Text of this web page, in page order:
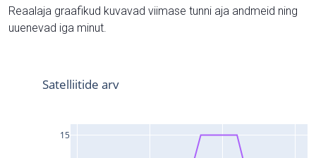
Reaalaja graafikud kuvavad viimase tunni aja andmeid ning
uuenevad iga minut.